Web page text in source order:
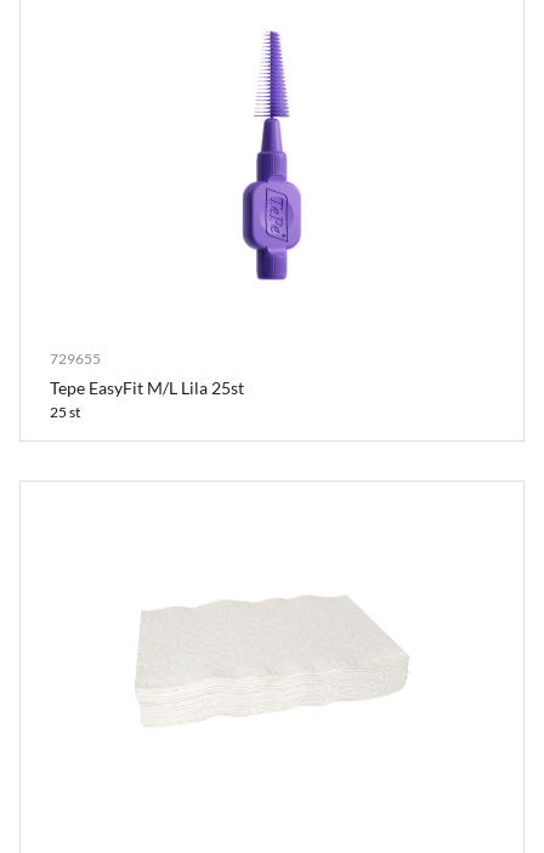
729655
Tepe EasyFit M/L Lila 25st
25 st